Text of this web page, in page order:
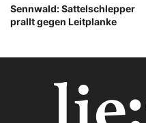
Sennwald: Sattelschlepper
prallt gegen Leitplanke